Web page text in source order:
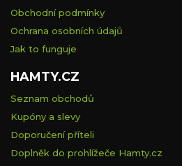
Obchodní podmínky
Ochrana osobních údajů
Jak to funguje
HAMTY.CZ
Seznam obchodů
Kupóny a slevy
Doporučení příteli
Doplněk do prohlížeče Hamty.cz